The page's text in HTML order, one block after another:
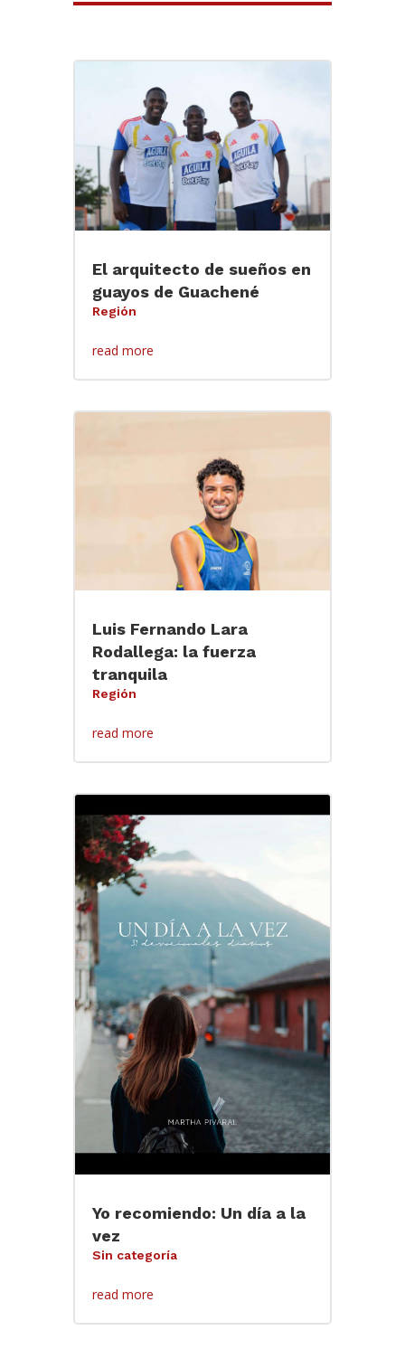
El arquitecto de sueños en
guayos de Guachené
Región
read more
Luis Fernando Lara
Rodallega: la fuerza
tranquila
Región
read more
Yo recomiendo: Un día a la
vez
Sin categoría
read more